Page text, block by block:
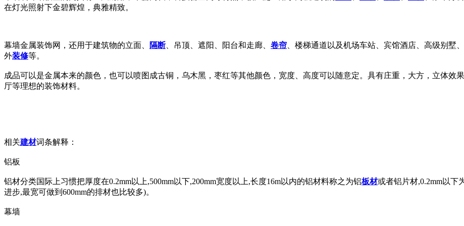
在灯光照射下金碧辉煌，典雅精致。
幕墙金属装饰网，还用于建筑物的立面、 隔断、吊顶、遮阳、阳台和走廊、 卷帘 、楼梯通道以及机场车站、宾馆酒店、高级别
外装修等。
成品可以是金属本来的颜色，也可以喷图成古铜，乌木黑，枣红等其他颜色，宽度、高度可以随意定。具有庄重，大方，立体效
厅等理想的装饰材料。
相关建材词条解释：
铝板
铝材分类国际上习惯把厚度在0.2mm以上,500mm以下,200mm宽度以上,长度16m以内的铝材料称之为铝板材或者铝片材,0.2mm以下
进步,最宽可做到600mm的排材也比较多)。
幕墙